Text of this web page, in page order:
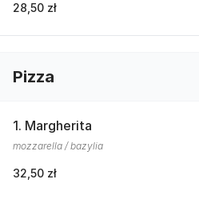
28,50 zł
Pizza
1. Margherita
mozzarella / bazylia
32,50 zł